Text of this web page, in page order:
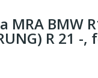
BMW
R 21 -